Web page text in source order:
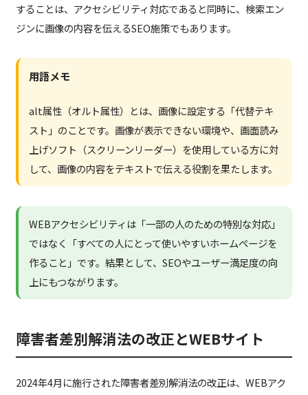
することは、アクセシビリティ対応であると同時に、検索エン
ジンに画像の内容を伝えるSEO施策でもあります。
用語メモ
alt属性（オルト属性）とは、画像に設定する「代替テキ
スト」のことです。画像が表示できない環境や、画面読み
上げソフト（スクリーンリーダー）を使用している方に対
して、画像の内容をテキストで伝える役割を果たします。
WEBアクセシビリティは「一部の人のための特別な対応」
ではなく「すべての人にとって使いやすいホームページを
作ること」です。結果として、SEOやユーザー満足度の向
上にもつながります。
障害者差別解消法の改正とWEBサイト
2024年4月に施行された障害者差別解消法の改正は、WEBアク